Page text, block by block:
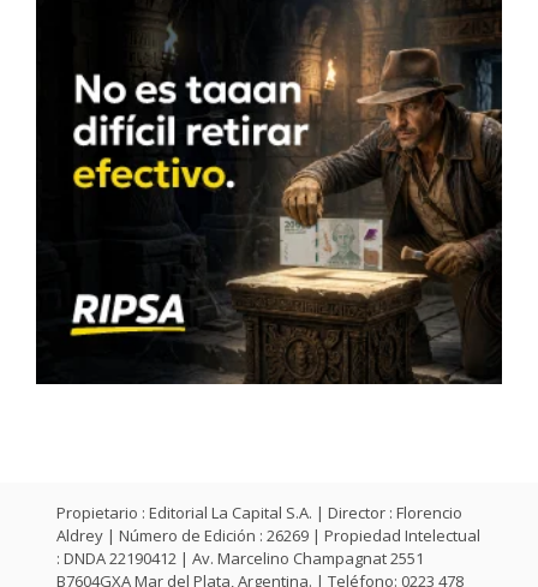
Propietario : Editorial La Capital S.A. | Director : Florencio
Aldrey | Número de Edición : 26269 | Propiedad Intelectual
: DNDA 22190412 | Av. Marcelino Champagnat 2551
B7604GXA Mar del Plata, Argentina. | Teléfono: 0223 478